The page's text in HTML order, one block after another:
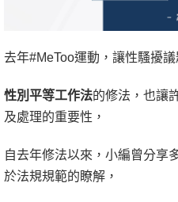
去年#MeToo運動，讓性騷擾
性別平等工作法的修法，也讓
及處理的重要性，
自去年修法以來，小編曾分享
於法規規範的瞭解，